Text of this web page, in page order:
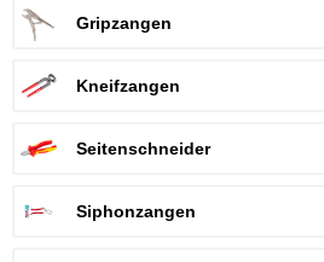
Gripzangen
Kneifzangen
Seitenschneider
Siphonzangen